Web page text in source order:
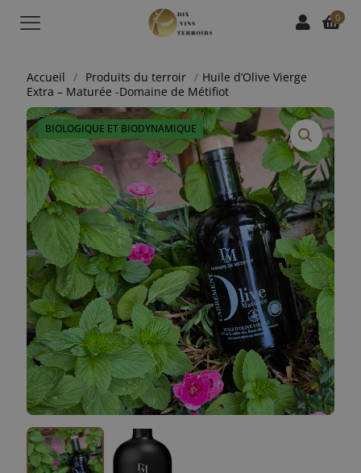
0
Accueil / Produits du terroir / Huile d’Olive Vierge
Extra – Maturée -Domaine de Métifiot
BIOLOGIQUE ET BIODYNAMIQUE